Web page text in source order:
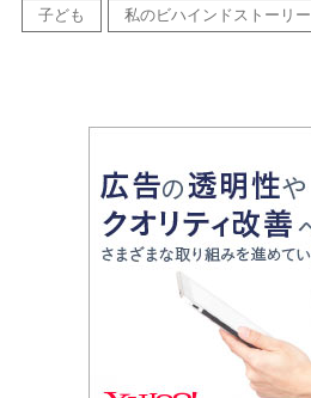
子ども 私のビハインドストーリー